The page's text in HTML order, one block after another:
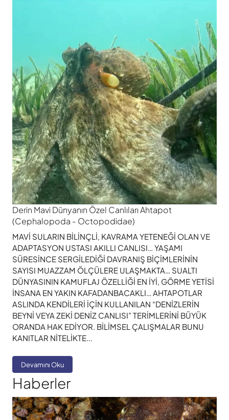
Derin Mavi Dünyanın Özel Canlıları Ahtapot
(Cephalopoda - Octopodidae)
MAVİ SULARIN BİLİNÇLİ, KAVRAMA YETENEĞİ OLAN VE
ADAPTASYON USTASI AKILLI CANLISI… YAŞAMI
SÜRESİNCE SERGİLEDİĞİ DAVRANIŞ BİÇİMLERİNİN
SAYISI MUAZZAM ÖLÇÜLERE ULAŞMAKTA… SUALTI
DÜNYASININ KAMUFLAJ ÖZELLİĞİ EN İYİ, GÖRME YETİSİ
İNSANA EN YAKIN KAFADANBACAKLI… AHTAPOTLAR
ASLINDA KENDİLERİ İÇİN KULLANILAN “DENİZLERİN
BEYNİ VEYA ZEKİ DENİZ CANLISI” TERİMLERİNİ BÜYÜK
ORANDA HAK EDİYOR. BİLİMSEL ÇALIŞMALAR BUNU
KANITLAR NİTELİKTE...
Devamını Oku
Haberler